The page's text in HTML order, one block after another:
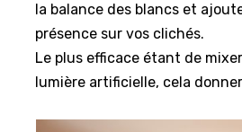
la balance des blancs et
présence sur vos clichés.
Le plus efficace étant de
lumière artificielle, cela